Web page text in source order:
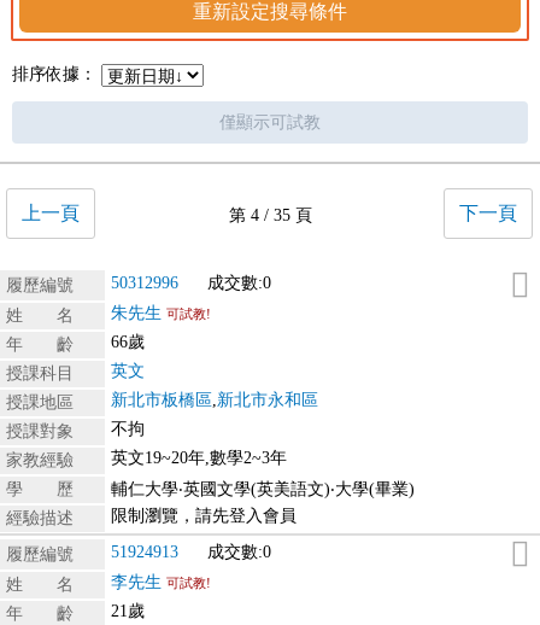
重新設定搜尋條件
排序依據：
僅顯示可試教
上一頁 第 4 / 35 頁 下一頁
履歷編號 50312996
成交數:0
姓 名
朱先生 可試教!
年 齡
66歲
授課科目
英文
授課地區
新北市板橋區,新北市永和區
授課對象
不拘
家教經驗
英文19~20年,數學2~3年
學 歷
輔仁大學‧英國文學(英美語文)‧大學(畢業)
經驗描述
限制瀏覽，請先登入會員
履歷編號 51924913
成交數:0
姓 名
李先生 可試教!
年 齡
21歲